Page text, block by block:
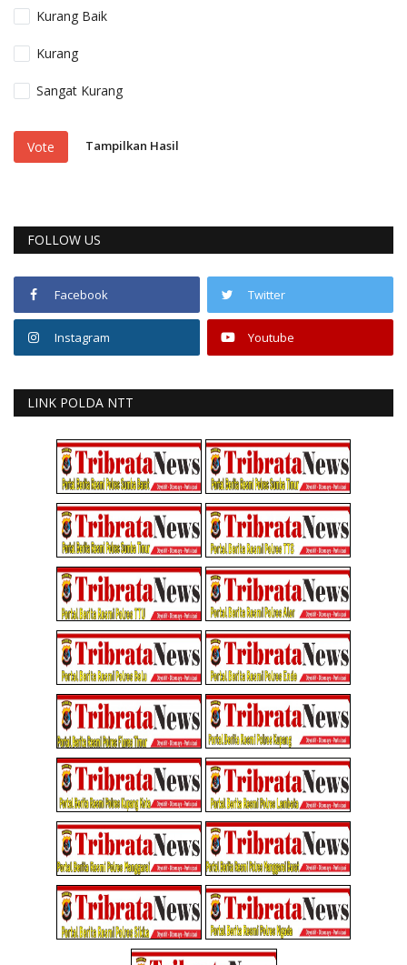
Kurang Baik
Kurang
Sangat Kurang
Vote Tampilkan Hasil
FOLLOW US
Facebook Twitter
Instagram Youtube
LINK POLDA NTT